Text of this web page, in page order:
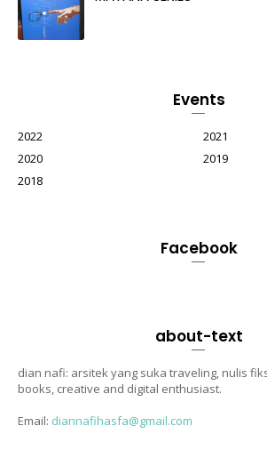
Events
2022
2021
2020
2019
2018
Facebook
about-text
dian nafi: arsitek yang suka traveling, nulis
books, creative and digital enthusiast.
Email: diannafihasfa@gmail.com